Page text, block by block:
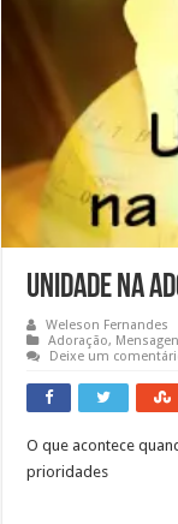
Unidade na
Weleson Fernandes
Adoração,
Deixe um
O que acontece
prioridades